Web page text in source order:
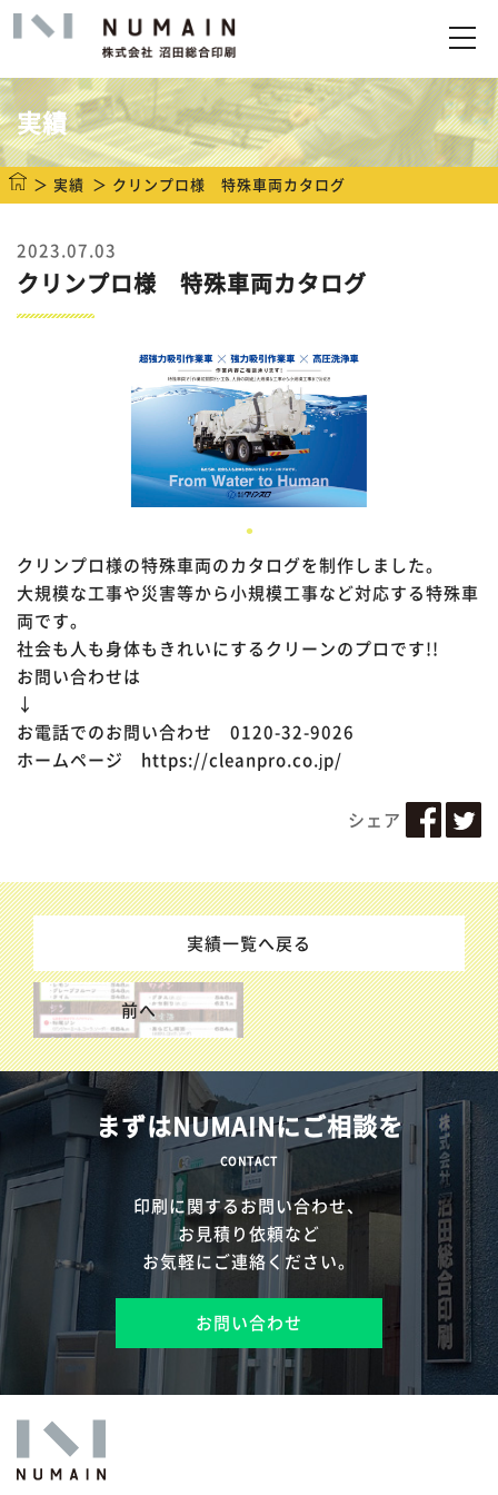
トップ
サービス
実績
お問い合わせ
アップロード
実績
実績 クリンプロ様 特殊車両カタログ
2023.07.03
クリンプロ様 特殊車両カタログ
クリンプロ様の特殊車両のカタログを制作しました。
大規模な工事や災害等から小規模工事など対応する特殊車
両です。
社会も人も身体もきれいにするクリーンのプロです!!
お問い合わせは
↓
お電話でのお問い合わせ 0120-32-9026
ホームページ https://cleanpro.co.jp/
シェア
前へ
実績一覧へ戻る
まずはNUMAINにご相談を
CONTACT
印刷に関するお問い合わせ、
お見積り依頼など
お気軽にご連絡ください。
お問い合わせ